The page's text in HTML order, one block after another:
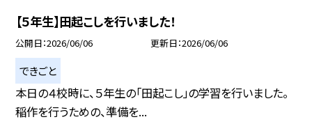
【５年生】田起こしを行いました！
公開日 2026/06/06 更新日 2026/06/06
できごと
本日の４校時に、５年生の「田起こし」の学習を行いました。
稲作を行うための、準備を...